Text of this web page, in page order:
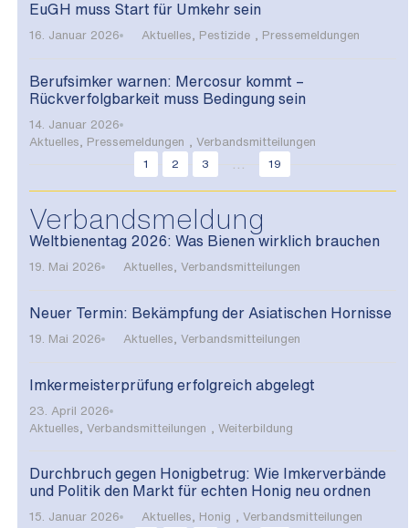
EuGH muss Start für Umkehr sein
16. Januar 2026 Aktuelles Pestizide Pressemeldungen
Berufsimker warnen: Mercosur kommt –
Rückverfolgbarkeit muss Bedingung sein
14. Januar 2026
Aktuelles
Pressemeldungen
Verbandsmitteilungen
1
2 3 19
Verbandsmeldung
Weltbienentag 2026: Was Bienen wirklich brauchen
19. Mai 2026 Aktuelles Verbandsmitteilungen
Neuer Termin: Bekämpfung der Asiatischen Hornisse
19. Mai 2026 Aktuelles Verbandsmitteilungen
Imkermeisterprüfung erfolgreich abgelegt
23. April 2026
Aktuelles
Verbandsmitteilungen Weiterbildung
Durchbruch gegen Honigbetrug: Wie Imkerverbände
und Politik den Markt für echten Honig neu ordnen
15. Januar 2026 Aktuelles Honig
Verbandsmitteilungen